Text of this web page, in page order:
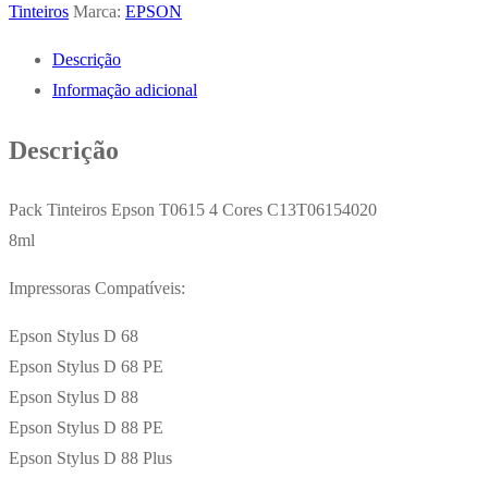
Tinteiros Marca: EPSON
Descrição
Informação adicional
Descrição
Pack Tinteiros Epson T0615 4 Cores C13T06154020
8ml
Impressoras Compatíveis:
Epson Stylus D 68
Epson Stylus D 68 PE
Epson Stylus D 88
Epson Stylus D 88 PE
Epson Stylus D 88 Plus